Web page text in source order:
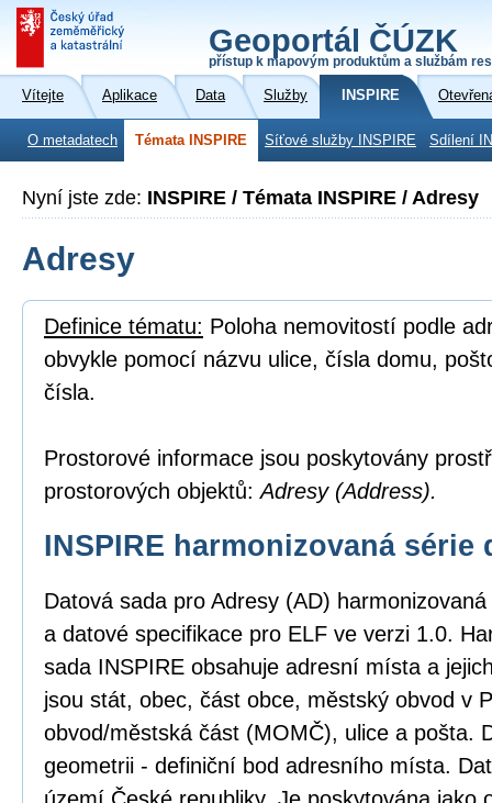
Geoportál ČÚZK
přístup k mapovým produktům a službám
Vítejte Aplikace Data Služby INSPIRE
O metadatech Témata INSPIRE Síťové služby INSPIRE Sdílení
Nyní jste zde: INSPIRE / Témata INSPIRE / Adresy
Adresy
Definice tématu: Poloha nemovitostí podle
obvykle pomocí názvu ulice, čísla domu,
čísla.
Prostorové informace jsou poskytovány
prostorových objektů:Adresy (Address).
INSPIRE harmonizovaná série
Datová sada pro Adresy (AD)
a datové specifikace pro ELF ve verzi 1.0.
sada INSPIRE obsahuje adresní místa a
jsou stát, obec, část obce, městský obvod v
obvod/městská část (MOMČ), ulice a pošta.
geometrii - definiční bod adresního místa.